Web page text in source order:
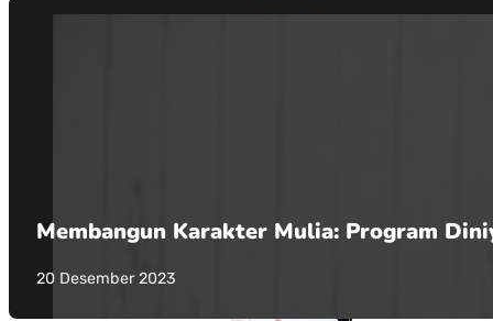
Membangun Karakter Mulia: Program
20 Desember 2023